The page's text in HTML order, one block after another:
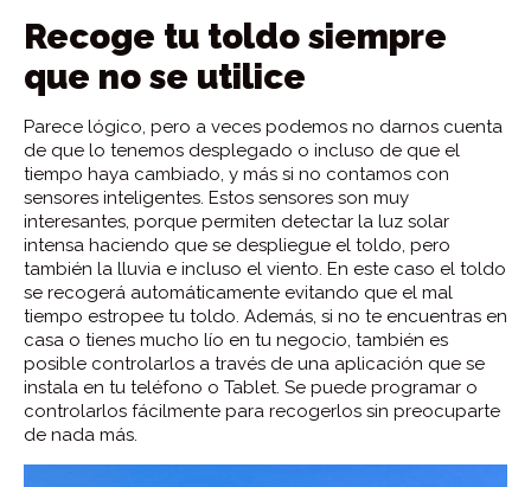
Recoge tu toldo siempre
que no se utilice
Parece lógico, pero a veces podemos no darnos cuenta
de que lo tenemos desplegado o incluso de que el
tiempo haya cambiado, y más si no contamos con
sensores inteligentes . Estos sensores son muy
interesantes, porque permiten detectar la luz solar
intensa haciendo que se despliegue el toldo, pero
también la lluvia e incluso el viento. En este caso el toldo
se recogerá automáticamente evitando que el mal
tiempo estropee tu toldo. Además, si no te encuentras en
casa o tienes mucho lío en tu negocio, también es
posible controlarlos a través de una aplicación que se
instala en tu teléfono o Tablet. Se puede programar o
controlarlos fácilmente para recogerlos sin preocuparte
de nada más.